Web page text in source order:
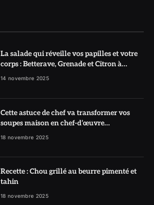
La salade qui réveille vos papilles et votre
corps : Betterave, Grenade et Citron à
l’honneur
14 novembre 2025
Cette astuce de chef va transformer vos
soupes maison en chef-d’œuvre
réconfortant
18 novembre 2025
Recette : Chou grillé au beurre pimenté et
tahin
18 novembre 2025